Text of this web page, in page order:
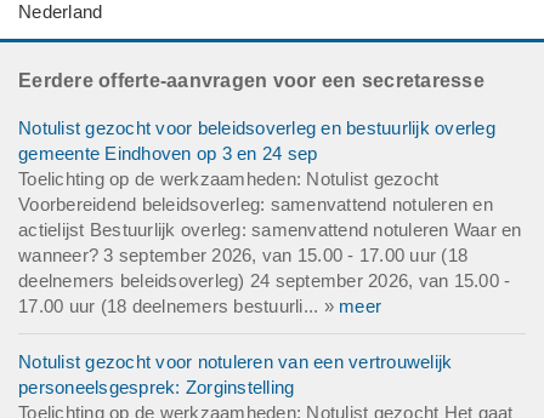
Nederland
Eerdere offerte-aanvragen voor een secretaresse
Notulist gezocht voor beleidsoverleg en bestuurlijk overleg
gemeente Eindhoven op 3 en 24 sep
Toelichting op de werkzaamheden: Notulist gezocht
Voorbereidend beleidsoverleg: samenvattend notuleren en
actielijst Bestuurlijk overleg: samenvattend notuleren Waar en
wanneer? 3 september 2026, van 15.00 - 17.00 uur (18
deelnemers beleidsoverleg) 24 september 2026, van 15.00 -
17.00 uur (18 deelnemers bestuurli... » meer
Notulist gezocht voor notuleren van een vertrouwelijk
personeelsgesprek: Zorginstelling
Toelichting op de werkzaamheden: Notulist gezocht Het gaat